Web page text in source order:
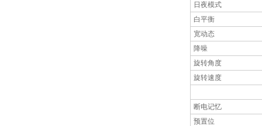
日夜模式
白平衡
宽动态
降噪
旋转角度
旋转速度
断电记忆
预置位